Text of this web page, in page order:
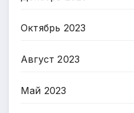
Октябрь 2023
Август 2023
Май 2023